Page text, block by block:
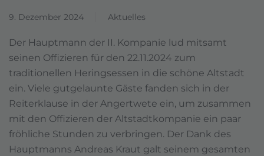
9. Dezember 2024 Aktuelles
Der Hauptmann der II. Kompanie lud mitsamt
seinen Offizieren für den 22.11.2024 zum
traditionellen Heringsessen in die schöne Altstadt
ein. Viele gutgelaunte Gäste fanden sich in der
Reiterklause in der Angertwete ein, um zusammen
mit den Offizieren der Altstadtkompanie ein paar
fröhliche Stunden zu verbringen. Der Dank des
Hauptmanns Andreas Kraut galt seinem gesamten